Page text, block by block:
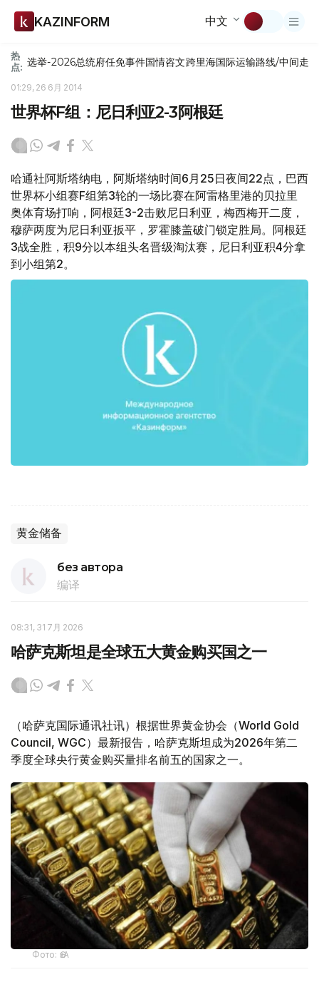
KAZINFORM 中文
热
点: 选举-2026总统府任免事件国情咨文跨里海国际运输路线/中间走廊
01:29, 26 6月 2014
世界杯F组：尼日利亚2-3阿根廷
哈通社阿斯塔纳电，阿斯塔纳时间6月25日夜间22点，巴西
世界杯小组赛F组第3轮的一场比赛在阿雷格里港的贝拉里
奥体育场打响，阿根廷3-2击败尼日利亚，梅西梅开二度，
穆萨两度为尼日利亚扳平，罗霍膝盖破门锁定胜局。阿根廷
3战全胜，积9分以本组头名晋级淘汰赛，尼日利亚积4分拿
到小组第2。
黄金储备
без автора
编译
08:31, 31 7月 2026
哈萨克斯坦是全球五大黄金购买国之一
（哈萨克国际通讯社讯）根据世界黄金协会（World Gold
Council, WGC）最新报告，哈萨克斯坦成为2026年第二
季度全球央行黄金购买量排名前五的国家之一。
Фото: ӨзА